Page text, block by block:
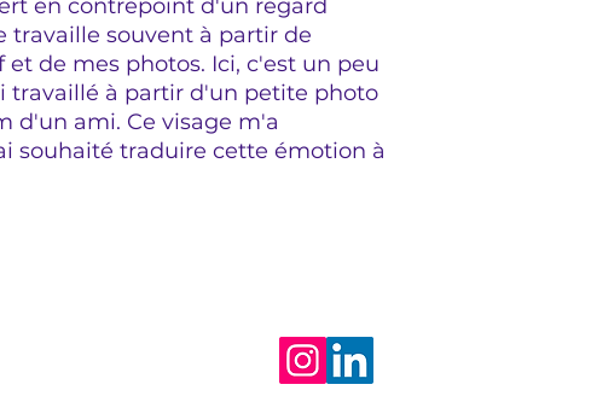
en contrepoint d'un regard
travaille souvent à partir de
et de mes photos. Ici, c'est un peu
travaillé à partir d'un petite photo
d'un ami. Ce visage m'a
souhaité traduire cette émotion à